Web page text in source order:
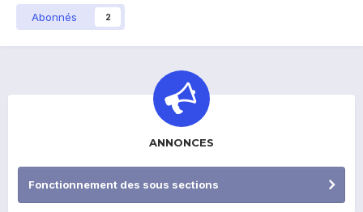
Abonnés 2
ANNONCES
Fonctionnement des sous sections